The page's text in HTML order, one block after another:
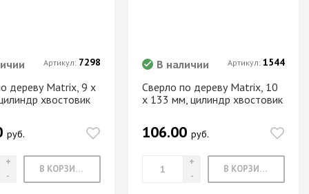
дереву Matrix, 9 х
хвостовик
руб.
В КОРЗИНУ
Артикул: 7298
Сверло по дереву Matrix, 10
х 133 мм, цилиндр хвостовик
В наличии
106.00руб.
В КОРЗИНУ
Артикул: 1544